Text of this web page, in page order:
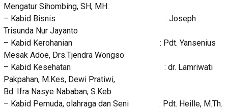
Mengatur Sihombing, SH, MH.
– Kabid Bisnis : Joseph
Trisunda Nur Jayanto
– Kabid Kerohanian : Pdt. Yansenius
Mesak Adoe, Drs.Tjendra Wongso
– Kabid Kesehatan : dr. Lamriwati
Pakpahan, M.Kes, Dewi Pratiwi,
Bd. Ifra Nasye Nababan, S.Keb
– Kabid Pemuda, olahraga dan Seni : Pdt. Heille, M.Th.